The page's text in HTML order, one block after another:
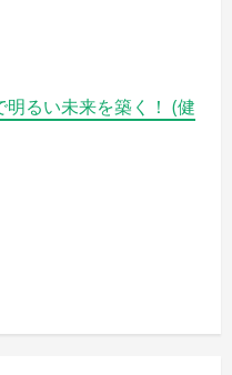
るい未来を築く！ (健